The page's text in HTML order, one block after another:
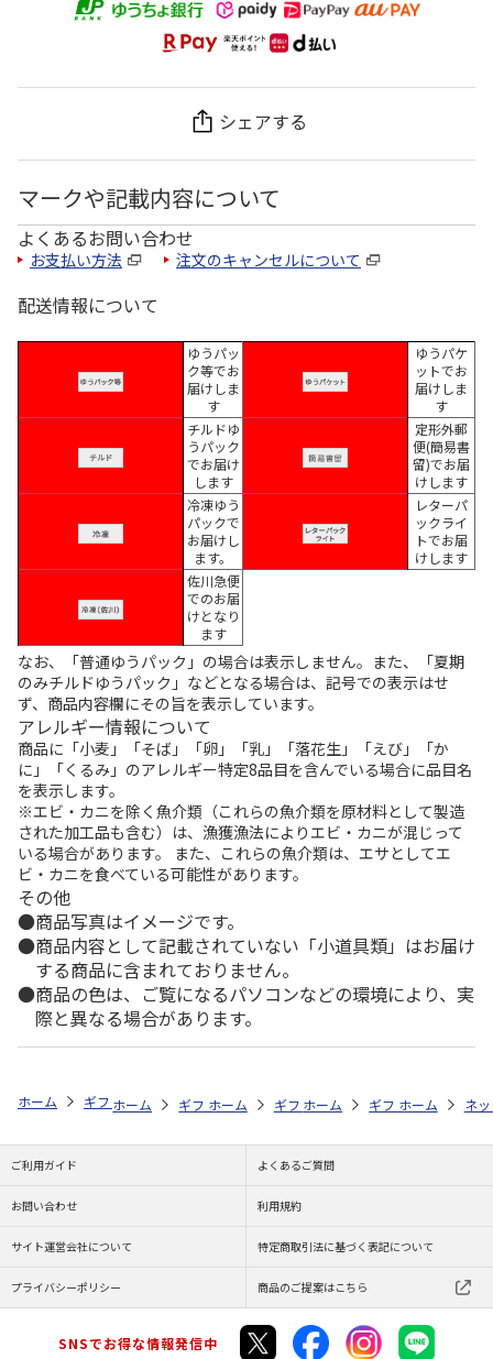
シェアする
マークや記載内容について
よくあるお問い合わせ
お支払い方法 注文のキャンセルについて
配送情報について
ゆうパッ
ク等でお
届けしま
す
ゆうパケ
ットでお
届けしま
す
チルドゆ
うパック
でお届け
します
定形外郵
便(簡易書
留)でお届
けします
冷凍ゆう
パックで
お届けし
ます。
レターパ
ックライ
トでお届
けします
佐川急便
でのお届
けとなり
ます
なお、「普通ゆうパック」の場合は表示しません。また、「夏期
のみチルドゆうパック」などとなる場合は、記号での表示はせ
ず、商品内容欄にその旨を表示しています。
アレルギー情報について
商品に「小麦」「そば」「卵」「乳」「落花生」「えび」「か
に」「くるみ」のアレルギー特定8品目を含んでいる場合に品目名
を表示します。
※エビ・カニを除く魚介類（これらの魚介類を原材料として製造
された加工品も含む）は、漁獲漁法によりエビ・カニが混じって
いる場合があります。 また、これらの魚介類は、エサとしてエ
ビ・カニを食べている可能性があります。
その他
商品写真はイメージです。
商品内容として記載されていない「小道具類」はお届け
する商品に含まれておりません。
商品の色は、ご覧になるパソコンなどの環境により、実
際と異なる場合があります。
ホーム ギフトストア お中元・夏ギフト特集 2026 おつまみ・お惣菜
ホーム ギフトストア お中元・夏ギフト特集 2026
ホーム ギフトストア お中元・夏ギフト
ホーム ギフトストア お
ホーム ネ
ご利用ガイド よくあるご質問
お問い合わせ 利用規約
サイト運営会社について 特定商取引法に基づく表記について
プライバシーポリシー 商品のご提案はこちら
SNSでお得な情報発信中